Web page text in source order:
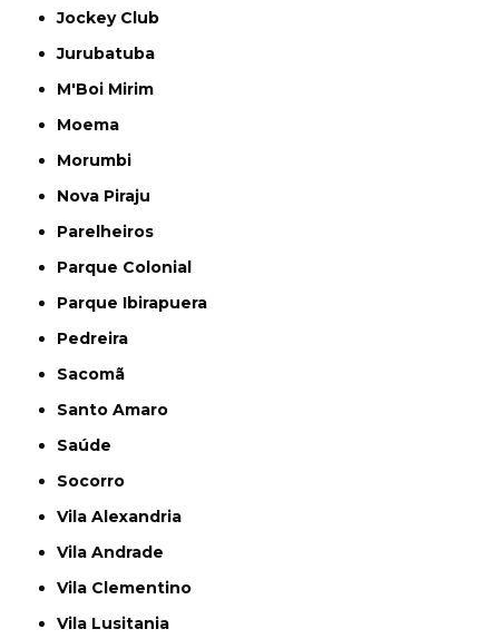
Jockey Club
Jurubatuba
M'Boi Mirim
Moema
Morumbi
Nova Piraju
Parelheiros
Parque Colonial
Parque Ibirapuera
Pedreira
Sacomã
Santo Amaro
Saúde
Socorro
Vila Alexandria
Vila Andrade
Vila Clementino
Vila Lusitania